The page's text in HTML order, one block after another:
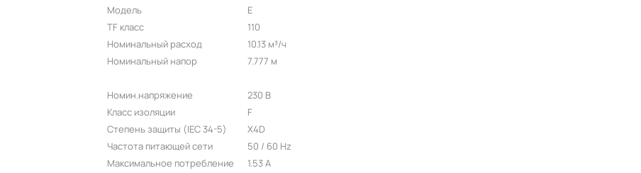
Модель
TF класс
Номинальный расход
Номинальный напор
E
110
10.13 м³/ч
7.777 м
Номин.напряжение
Класс изоляции
Степень защиты (IEC 34-5)
Частота питающей сети
Максимальное потребление
230 В
F
X4D
50 / 60 Hz
1.53 A